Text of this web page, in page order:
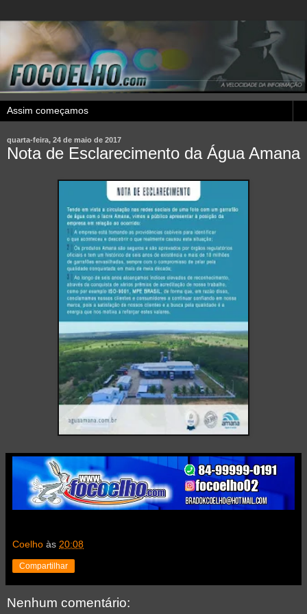
quarta-feira, 24 de maio de 2017
Nota de Esclarecimento da Água Amana
Coelho às 20:08
Compartilhar
Nenhum comentário: